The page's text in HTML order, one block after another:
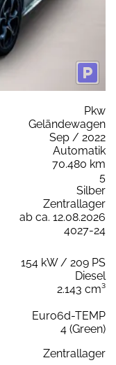
Pkw
Geländewagen
Sep / 2022
Automatik
70.480 km
5
Silber
Zentrallager
ab ca. 12.08.2026
4027-24
154 kW / 209 PS
Diesel
2.143 cm³
Euro6d-TEMP
4 (Green)
Zentrallager